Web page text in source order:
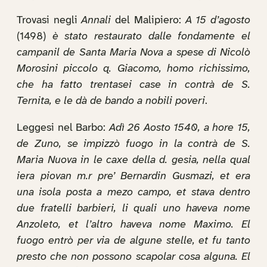
Trovasi negliAnnali del Malipiero:A 15 d’agosto
(1498) è stato restaurato dalle fondamente el
campanil de Santa Maria Nova a spese di Nicolò
Morosini piccolo q. Giacomo, homo richissimo,
che ha fatto trentasei case in contrà de S.
Ternita, e le dà de bando a nobili poveri.
Leggesi nel Barbo:Adì 26 Aosto 1540, a hore 15,
de Zuno, se impizzò fuogo in la contrà de S.
Maria Nuova in le caxe della d. gesia, nella qual
iera piovan m.r pre’ Bernardin Gusmazi, et era
una isola posta a mezo campo, et stava dentro
due fratelli barbieri, li quali uno haveva nome
Anzoleto, et l’altro haveva nome Maximo. El
fuogo entrò per via de algune stelle, et fu tanto
presto che non possono scapolar cosa alguna. El